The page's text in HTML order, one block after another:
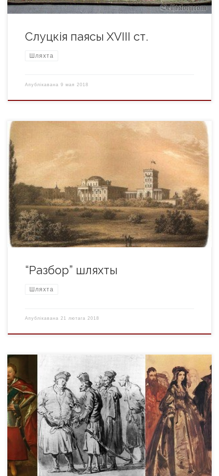
Слуцкія паясы XVIII ст.
Шляхта
Апублікавана 9 мая 2018
Паўстанне 1831 г. вымусіла царскі ўрад заняцца шляхецкім
станам у Беларусі грунтоўна. Усе папярэднія захады
цалкам так і не супакоілі мясцовую шляхту. Мікалай I рабіў
вялікія намаганні, каб ліквідаваць шляхецкую апазіцыю.
Царская амністыя тычылася толькі земляў былога
Каралеўства Польскага і не распаўсюджвалася на
Беларусь. Паўстанцаў забіралі ў рэкруты. Царскі ўказ 1831
[…]
“Разбор” шляхты
Шляхта
Апублікавана 21 лютага 2018
У Вялікім Княстве зямля дзялілася на прыватную і
дзяржаўную, галоўным уладальнікам якой быў манарх-
гаспадар. Дзяржаўныя землі пашыраліся за кошт далучэння
да краіны новых абшараў. Уладальнікі прыватных земляў
мелі права прадаваць, дарыць і мяняць сваю маёмасць. 3
развіццём феадальных дачыненняў колькасць
прыватнаўласніцкіх земляў расла і ўтвараліся буйныя
латыфундыі. Гаспадароў вялікіх абшараў […]